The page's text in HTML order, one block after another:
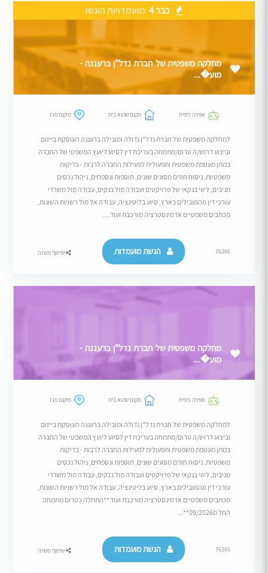
כבר 4 מועמדויות הוגשו
מחלקה משפטית של חברת נדל"ן ברעננה -
מוע�...
אווירה כיפית מקום שהוא בית מיקום פגז
למחלקה משפטית של חברת נדל"ן גדולה ומובילה ברעננה העוסקת בייזום
וביצוע דרוש/ה טרום/מתמחה בעריכת דין לסיוע ליועץ המשפטי של החברה
במתן מעטפת משפטית ותפעולית לפעילות החברה לרבות - בדיקות
משפטיות, ניסוח חוזים מסוגים שונים, תוספות ונספחים, ניהול נכסים
מניבים, ליווי בנקאי של פרויקטים ועבודה מול בנקים, עבודה מול משרדי
עורכי דין מהמובילים בארץ, סיוע בליטיגציה, עבודה אל מול רשויות השונות,
מכתבים משפטיים אדמינסטרציה מורכבת ועוד....
76266 הגשת מועמדות שיתוף משרה
מחלקה משפטית של חברת נדל"ן ברעננה -
מוע�...
אווירה כיפית מקום שהוא בית מיקום פגז
למחלקה משפטית של חברת נדל"ן גדולה ומובילה ברעננה העוסקת בייזום
וביצוע דרוש/ה טרום/מתמחה בעריכת דין לסיוע ליועץ המשפטי של החברה
במתן מעטפת משפטית ותפעולית לפעילות החברה לרבות - בדיקות
משפטיות, ניסוח חוזים מסוגים שונים, תוספות ונספחים, ניהול נכסים
מניבים, ליווי בנקאי של פרויקטים ועבודה מול בנקים, עבודה מול משרדי
עורכי דין מהמובילים בארץ, סיוע בליטיגציה, עבודה אל מול רשויות השונות,
מכתבים משפטיים אדמינסטרציה מורכבת ועוד.**התחלה כטרום מתמחה
החל מ09/2026**...
76265 הגשת מועמדות שיתוף משרה